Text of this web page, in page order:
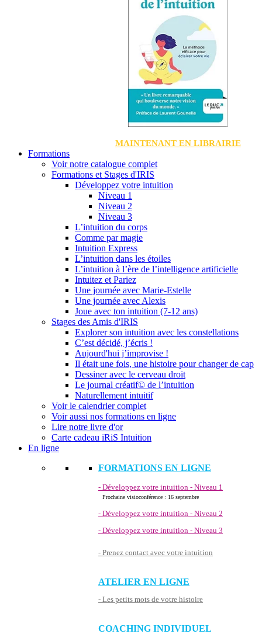
MAINTENANT EN LIBRAIRIE
Formations
Voir notre catalogue complet
Formations et Stages d'IRIS
Développez votre intuition
Niveau 1
Niveau 2
Niveau 3
L’intuition du corps
Comme par magie
Intuition Express
L’intuition dans les étoiles
L’intuition à l’ère de l’intelligence artificielle
Intuitez et Pariez
Une journée avec Marie-Estelle
Une journée avec Alexis
Joue avec ton intuition (7-12 ans)
Stages des Amis d'IRIS
Explorer son intuition avec les constellations
C’est décidé, j’écris !
Aujourd'hui j’improvise !
Il était une fois, une histoire pour changer de cap
Dessiner avec le cerveau droit
Le journal créatif© de l’intuition
Naturellement intuitif
Voir le calendrier complet
Voir aussi nos formations en ligne
Lire notre livre d'or
Carte cadeau iRiS Intuition
En ligne
FORMATIONS EN LIGNE
- Développez votre intuition - Niveau 1
Prochaine visioconférence : 16 septembre
- Développez votre intuition - Niveau 2
- Développez votre intuition - Niveau 3
- Prenez contact avec votre intuition
ATELIER EN LIGNE
- Les petits mots de votre histoire
COACHING INDIVIDUEL